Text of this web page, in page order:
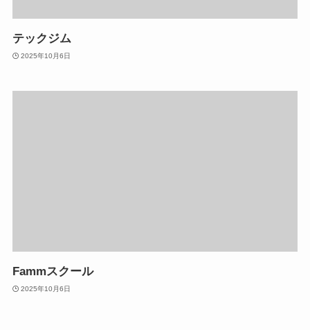
テックジム
2025年10月6日
Fammスクール
2025年10月6日